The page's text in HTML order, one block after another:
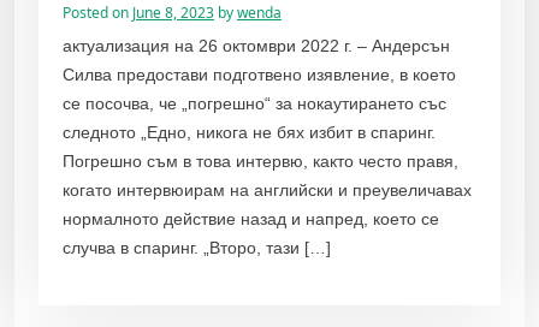
Posted on June 8, 2023 bywenda
актуализация на 26 октомври 2022 г. – Андерсън
Силва предостави подготвено изявление, в което
се посочва, че „погрешно“ за нокаутирането със
следното „Едно, никога не бях избит в спаринг.
Погрешно съм в това интервю, както често правя,
когато интервюирам на английски и преувеличавах
нормалното действие назад и напред, което се
случва в спаринг. „Второ, тази […]